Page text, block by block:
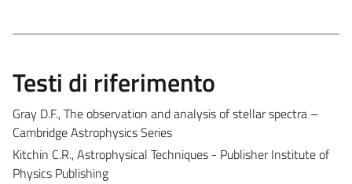
Testi di riferimento
Gray D.F., The observation and analysis of stellar spectra –
Cambridge Astrophysics Series
Kitchin C.R., Astrophysical Techniques - Publisher Institute of
Physics Publishing